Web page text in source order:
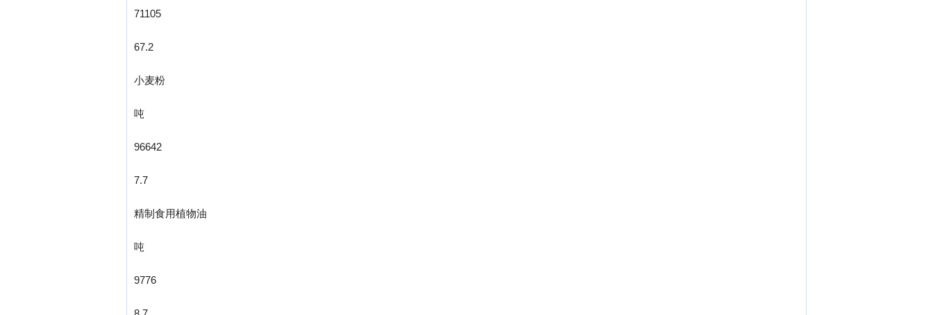
71105
67.2
小麦粉
吨
96642
7.7
精制食用植物油
吨
9776